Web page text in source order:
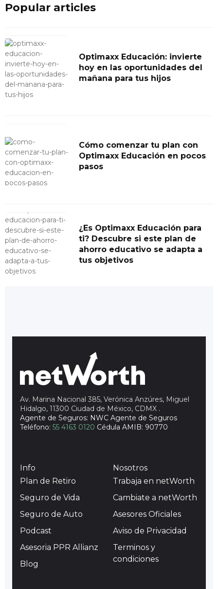
Popular articles
Optimaxx Educación: invierte
hoy en las oportunidades del
mañana para tus hijos
Cómo comenzar tu plan con
Optimaxx Educación en pocos
pasos
¿Es Optimaxx Educación para
ti? Descubre si este plan de
ahorro educativo se adapta a
tus objetivos
Av. Marina Nacional 385, Verónica Anzúres, Miguel
Hidalgo, 11300 Ciudad de México, CDMX .
Agente de Seguros: NWC Agente de Seguros
Teléfono: 55 4163 0120 Cédula AMIB: 90770
Info
Plan de Retiro
Seguro de Vida
Seguro de Auto
Podcast
Asesoria PPR Allianz
Blog
Nosotros
Trabaja en netWorth
Cambiate a netWorth
Asesores Oficiales
Aviso de Privacidad
Terminos y
condiciones